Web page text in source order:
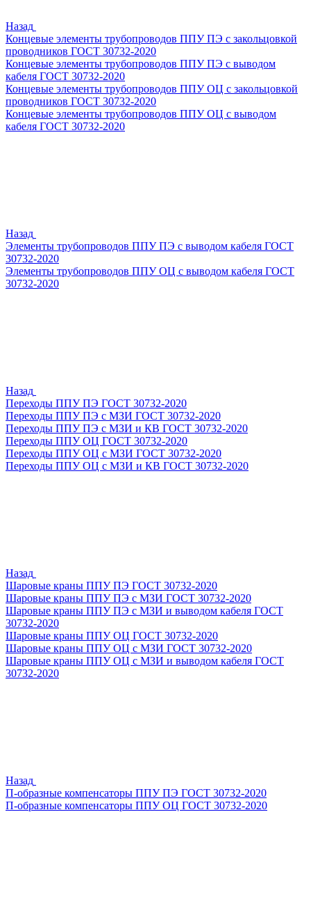
Назад
Концевые элементы трубопроводов ППУ ПЭ с закольцовкой
проводников ГОСТ 30732-2020
Концевые элементы трубопроводов ППУ ПЭ с выводом
кабеля ГОСТ 30732-2020
Концевые элементы трубопроводов ППУ ОЦ с закольцовкой
проводников ГОСТ 30732-2020
Концевые элементы трубопроводов ППУ ОЦ с выводом
кабеля ГОСТ 30732-2020
Назад
Элементы трубопроводов ППУ ПЭ с выводом кабеля ГОСТ
30732-2020
Элементы трубопроводов ППУ ОЦ с выводом кабеля ГОСТ
30732-2020
Назад
Переходы ППУ ПЭ ГОСТ 30732-2020
Переходы ППУ ПЭ с МЗИ ГОСТ 30732-2020
Переходы ППУ ПЭ с МЗИ и КВ ГОСТ 30732-2020
Переходы ППУ ОЦ ГОСТ 30732-2020
Переходы ППУ ОЦ с МЗИ ГОСТ 30732-2020
Переходы ППУ ОЦ с МЗИ и КВ ГОСТ 30732-2020
Назад
Шаровые краны ППУ ПЭ ГОСТ 30732-2020
Шаровые краны ППУ ПЭ с МЗИ ГОСТ 30732-2020
Шаровые краны ППУ ПЭ с МЗИ и выводом кабеля ГОСТ
30732-2020
Шаровые краны ППУ ОЦ ГОСТ 30732-2020
Шаровые краны ППУ ОЦ с МЗИ ГОСТ 30732-2020
Шаровые краны ППУ ОЦ с МЗИ и выводом кабеля ГОСТ
30732-2020
Назад
П-образные компенсаторы ППУ ПЭ ГОСТ 30732-2020
П-образные компенсаторы ППУ ОЦ ГОСТ 30732-2020